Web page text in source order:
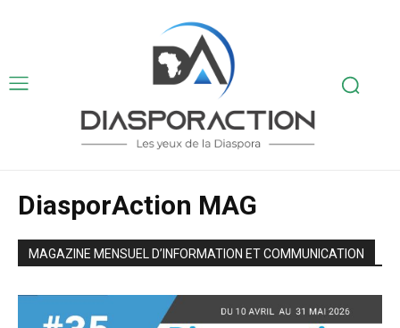
DiasporAction MAG
MAGAZINE MENSUEL D’INFORMATION ET COMMUNICATION